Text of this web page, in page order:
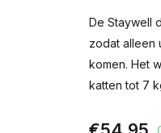
De Staywell
zodat alleen
komen. Het
katten tot 7